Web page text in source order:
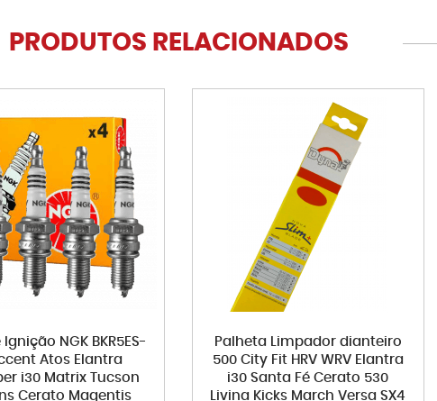
PRODUTOS RELACIONADOS
NGK BKR5ES-
Atos Elantra
i30 Matrix Tucson
Cerato Magentis
Palheta Limpador dianteiro
500 City Fit HRV WRV Elantra
i30 Santa Fé Cerato 530
Livina Kicks March Versa SX4